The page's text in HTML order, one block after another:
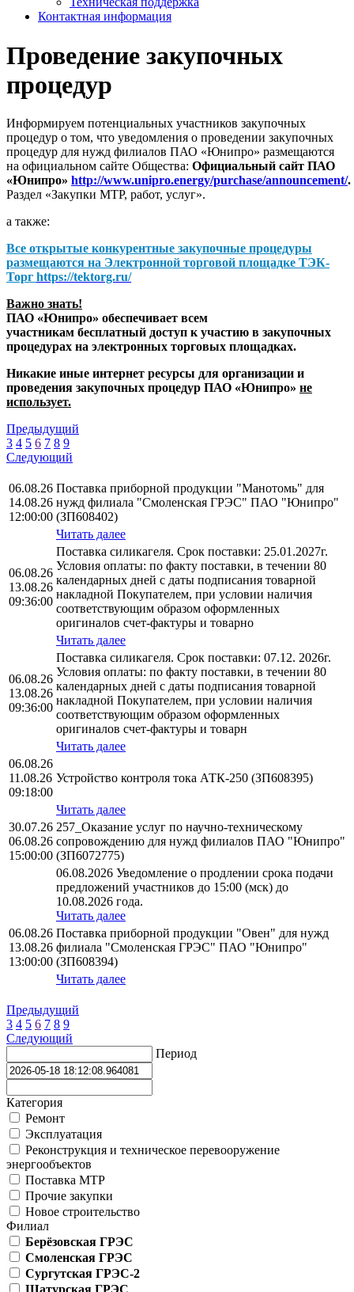
Контактная информация
Проведение закупочных
процедур
Информируем потенциальных участников закупочных
процедур о том, что уведомления о проведении закупочных
процедур для нужд филиалов ПАО «Юнипро» размещаются
на официальном сайте Общества: Официальный сайт ПАО
«Юнипро» http://www.unipro.energy/purchase/announcement/.
Раздел «Закупки МТР, работ, услуг».
а также:
Все открытые конкурентные закупочные процедуры
размещаются на Электронной торговой площадке ТЭК-
Торг https://tektorg.ru/
Важно знать!
ПАО «Юнипро» обеспечивает всем
участникам бесплатный доступ к участию в закупочных
процедурах на электронных торговых площадках.
Никакие иные интернет ресурсы для организации и
проведения закупочных процедур ПАО «Юнипро» не
использует.
Предыдущий
3 4 5 6 7 8 9
Следующий
06.08.26
14.08.26
12:00:00
Поставка приборной продукции "Манотомь" для
нужд филиала "Смоленская ГРЭС" ПАО "Юнипро"
(ЗП608402)
Читать далее
06.08.26
13.08.26
09:36:00
Поставка силикагеля. Срок поставки: 25.01.2027г.
Условия оплаты: по факту поставки, в течении 80
календарных дней с даты подписания товарной
накладной Покупателем, при условии наличия
соответствующим образом оформленных
оригиналов счет-фактуры и товарно
Читать далее
06.08.26
13.08.26
09:36:00
Поставка силикагеля. Срок поставки: 07.12. 2026г.
Условия оплаты: по факту поставки, в течении 80
календарных дней с даты подписания товарной
накладной Покупателем, при условии наличия
соответствующим образом оформленных
оригиналов счет-фактуры и товарн
Читать далее
06.08.26
11.08.26
09:18:00
Устройство контроля тока АТК-250 (ЗП608395)
Читать далее
30.07.26
06.08.26
15:00:00
257_Оказание услуг по научно-техническому
сопровождению для нужд филиалов ПАО "Юнипро"
(ЗП6072775)
06.08.2026 Уведомление о продлении срока подачи
предложений участников до 15:00 (мск) до
10.08.2026 года.
Читать далее
06.08.26
13.08.26
13:00:00
Поставка приборной продукции "Овен" для нужд
филиала "Смоленская ГРЭС" ПАО "Юнипро"
(ЗП608394)
Читать далее
Предыдущий
3 4 5 6 7 8 9
Следующий
Период
Категория
Ремонт
Эксплуатация
Реконструкция и техническое перевооружение
энергообъектов
Поставка МТР
Прочие закупки
Новое строительство
Филиал
Берёзовская ГРЭС
Смоленская ГРЭС
Сургутская ГРЭС-2
Шатурская ГРЭС